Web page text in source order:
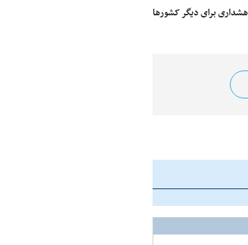
برای دیگر کشورها